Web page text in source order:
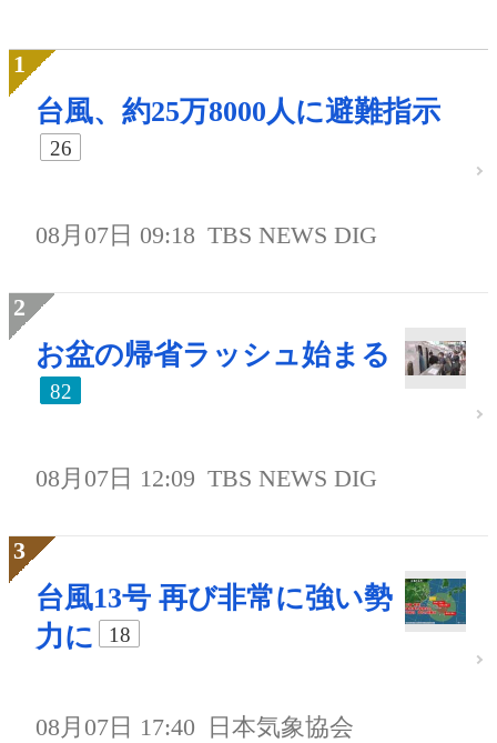
台風、約25万8000人に避難指示
26
08月07日 09:18 TBS NEWS DIG
お盆の帰省ラッシュ始まる
82
08月07日 12:09 TBS NEWS DIG
台風13号 再び非常に強い勢
力に
18
08月07日 17:40 日本気象協会